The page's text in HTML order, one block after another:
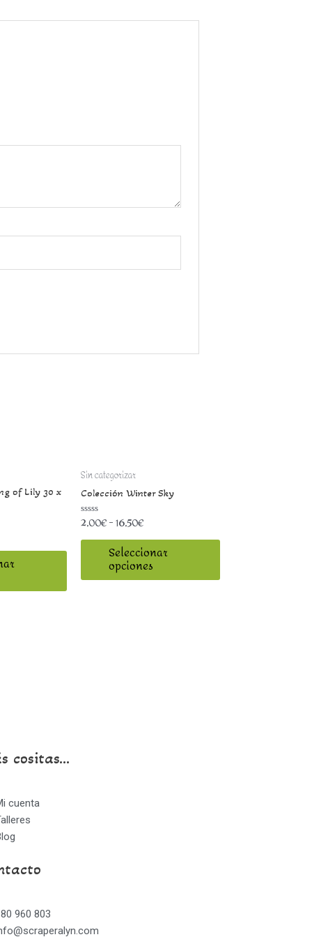
of Lily 30 x
Sin categorizar
Colección Winter Sky
Valorado
con
0
2,00€–16,50€
Seleccionar
opciones
cositas...
cuenta
960 803